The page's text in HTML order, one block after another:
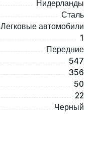
Нидерланды
Сталь
Легковые автомобили
1
Передние
547
356
50
22
Черный